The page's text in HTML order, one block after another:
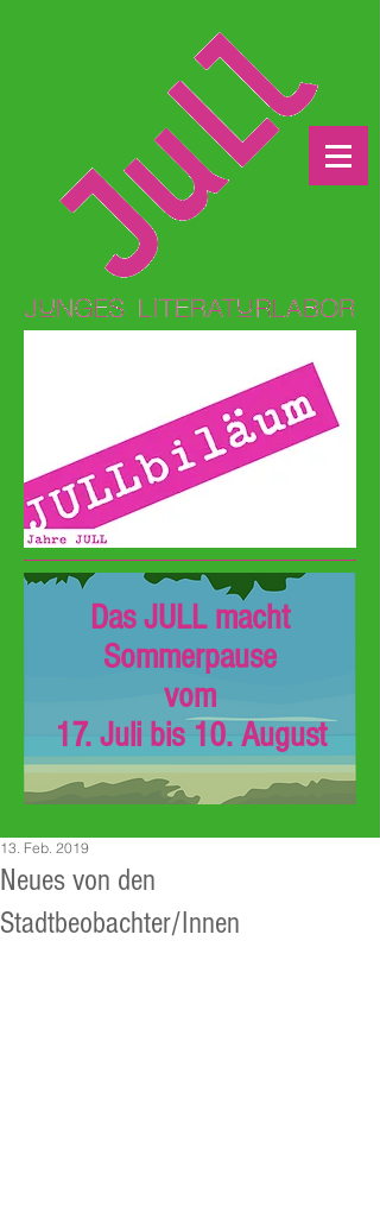
Das JULL macht
Sommerpause
vom
17. Juli bis 10. August
Neues von den
Stadtbeobachter/Innen
13. Feb. 2019